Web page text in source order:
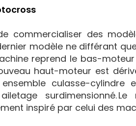
commercialiser des
modèle ne différant
reprend le bas-
haut-moteur est
ensemble culasse-cylindre
surdimensionné.
inspiré par celui des